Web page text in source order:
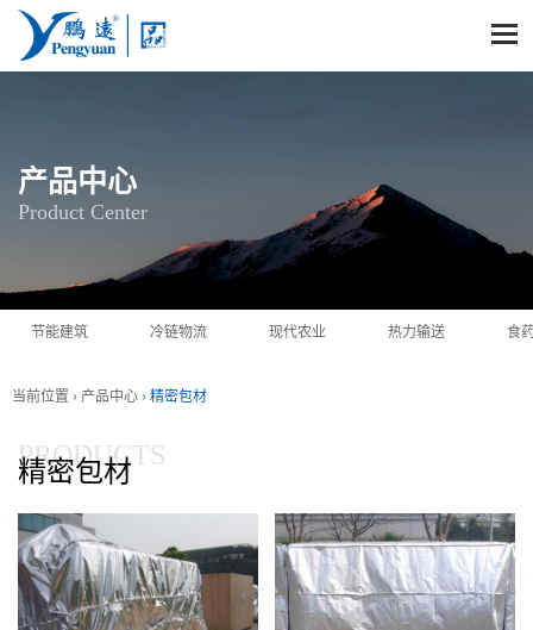
产品中心
Product Center
节能建筑 冷链物流 现代农业 热力输送 食
当前位置 › 产品中心 › 精密包材
PRODUCTS
精密包材